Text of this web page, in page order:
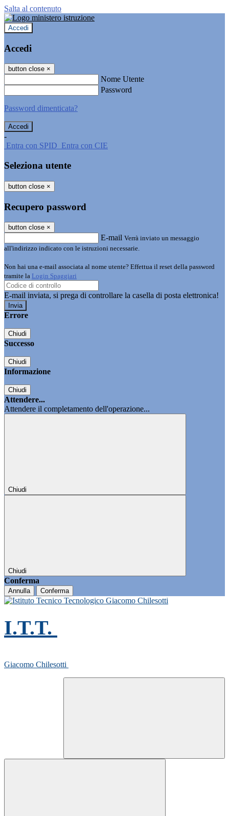
Salta al contenuto
Accedi
Accedi
button close ×
Nome Utente
Password
Password dimenticata?
-
Entra con SPID Entra con CIE
Seleziona utente
button close ×
Recupero password
button close ×
E-mail Verrà inviato un messaggio
all'indirizzo indicato con le istruzioni necessarie.
Non hai una e-mail associata al nome utente? Effettua il reset della password
tramite la Login Spaggiari
E-mail inviata, si prega di controllare la casella di posta elettronica!
Errore
Chiudi
Successo
Chiudi
Informazione
Chiudi
Attendere...
Attendere il completamento dell'operazione...
Chiudi
Chiudi
Conferma
Annulla Conferma
I.T.T.
Giacomo Chilesotti